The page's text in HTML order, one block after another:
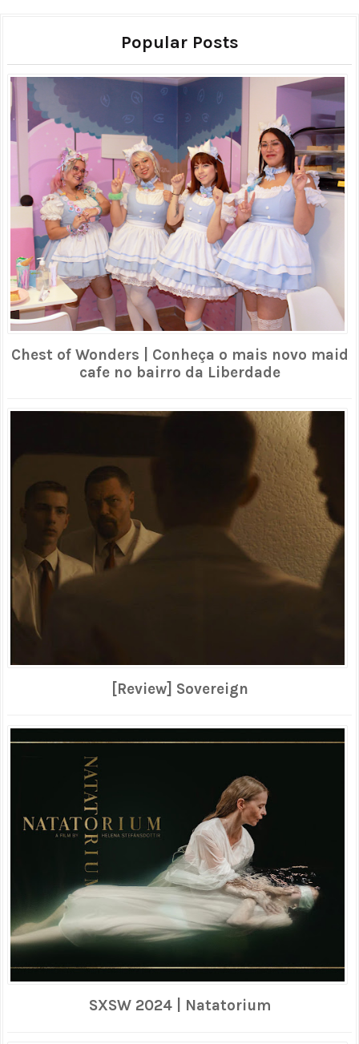
Popular Posts
Chest of Wonders | Conheça o mais novo maid
cafe no bairro da Liberdade
[Review] Sovereign
SXSW 2024 | Natatorium